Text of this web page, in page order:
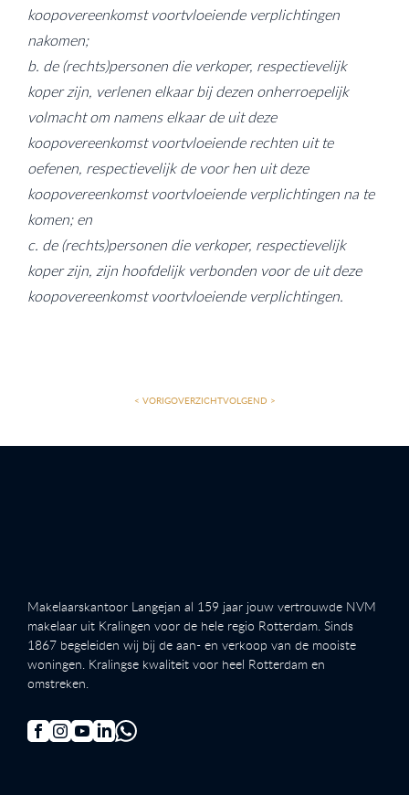
koopovereenkomst voortvloeiende verplichtingen
nakomen;
b. de (rechts)personen die verkoper, respectievelijk
koper zijn, verlenen elkaar bij dezen onherroepelijk
volmacht om namens elkaar de uit deze
koopovereenkomst voortvloeiende rechten uit te
oefenen, respectievelijk de voor hen uit deze
koopovereenkomst voortvloeiende verplichtingen na te
komen; en
c. de (rechts)personen die verkoper, respectievelijk
koper zijn, zijn hoofdelijk verbonden voor de uit deze
koopovereenkomst voortvloeiende verplichtingen.
< VORIGOVERZICHTVOLGEND >
Makelaarskantoor Langejan al 159 jaar jouw vertrouwde NVM
makelaar uit Kralingen voor de hele regio Rotterdam. Sinds
1867 begeleiden wij bij de aan- en verkoop van de mooiste
woningen. Kralingse kwaliteit voor heel Rotterdam en
omstreken.